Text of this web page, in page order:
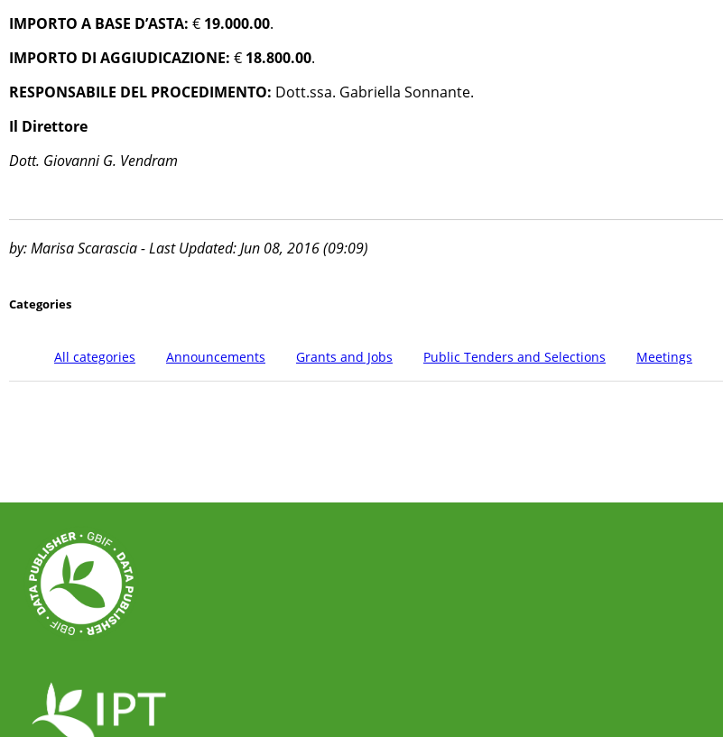
IMPORTO A BASE D’ASTA: € 19.000.00.
IMPORTO DI AGGIUDICAZIONE: € 18.800.00.
RESPONSABILE DEL PROCEDIMENTO: Dott.ssa. Gabriella Sonnante.
Il Direttore
Dott. Giovanni G. Vendram
by: Marisa Scarascia - Last Updated: Jun 08, 2016 (09:09)
Categories
All categories Announcements Grants and Jobs Public Tenders and Selections Meetings